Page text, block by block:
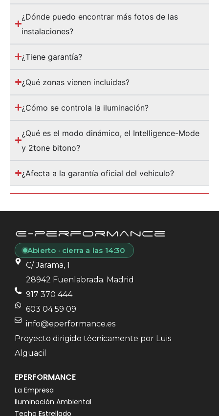
¿Dónde puedo encontrar más fotos de las
instalaciones?
¿Tiene garantía?
¿Qué zonas vienen incluidas?
¿Cómo se controla la iluminación?
¿Qué es el modo dinámico, el Intelligence-Mode
y 2tone bitono?
¿Afecta a la garantía oficial del vehiculo?
Abierto · cierra a las 14:30
C/ Jarama, 1
28942 Fuenlabrada. Madrid
917 370 444
603 04 59 09
info@eperformance.es
Proyecto dirigido técnicamente por Luis
Alguacil
EPERFORMANCE
La Empresa
Iluminación Ambiental
Techo Estrellado